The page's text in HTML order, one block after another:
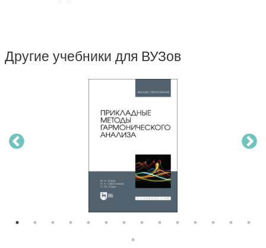
Другие учебники для ВУЗов